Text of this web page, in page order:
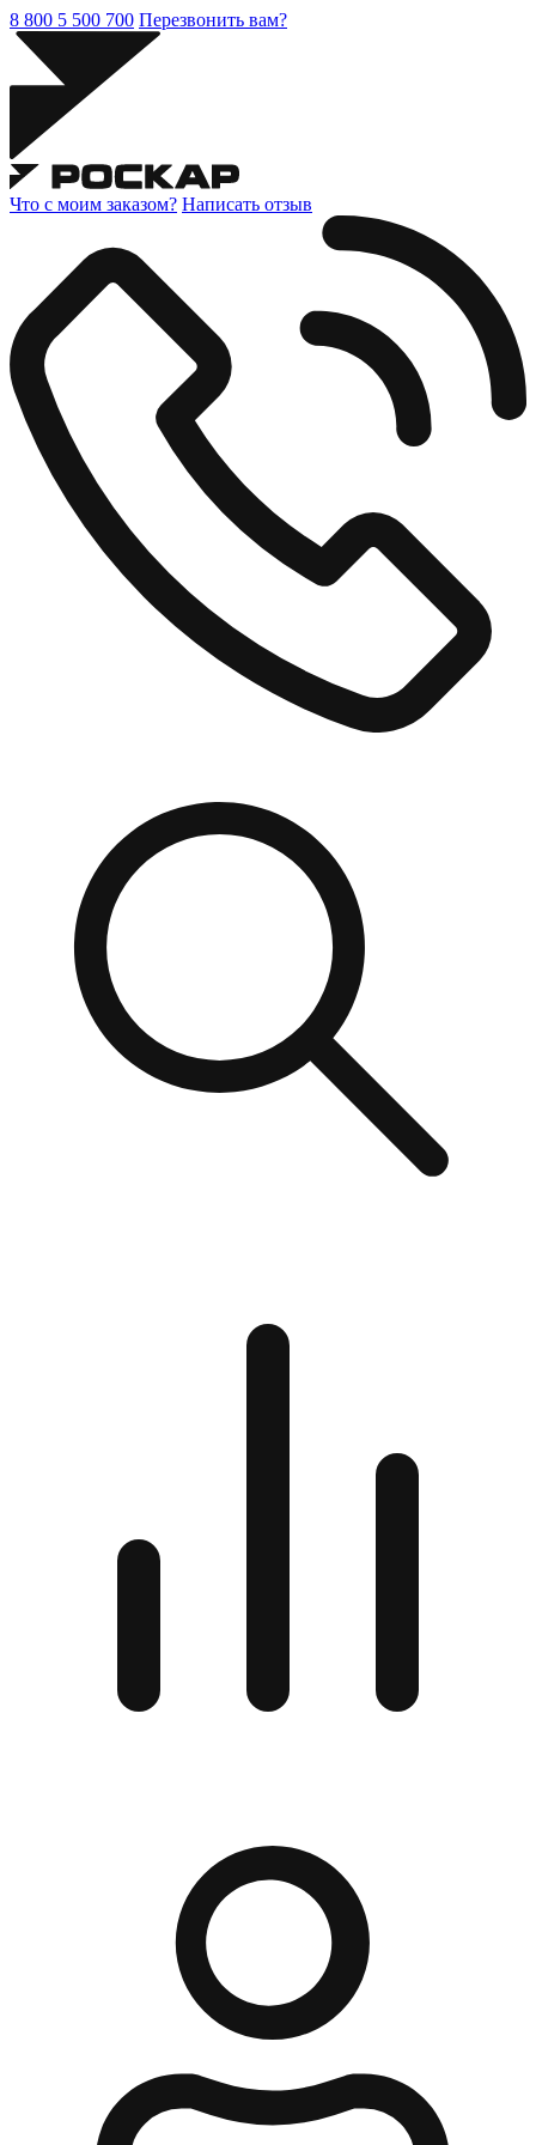
8 800 5 500 700 Перезвонить вам?
Что с моим заказом? Написать отзыв